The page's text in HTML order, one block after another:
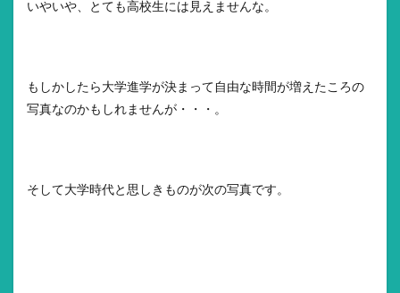
いやいや、とても高校生には見えませんな。
もしかしたら大学進学が決まって自由な時間が増えたころの
写真なのかもしれませんが・・・。
そして大学時代と思しきものが次の写真です。